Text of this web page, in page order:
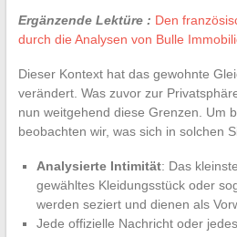
Ergänzende Lektüre : Den
durch die Analysen von Bulle
Dieser Kontext hat das gewohnte
verändert. Was zuvor zur
nun weitgehend diese Grenzen. Um
beobachten wir, was sich in solchen
Analysierte Intimität: Das
gewähltes Kleidungsstück oder
werden seziert und dienen als
Jede offizielle Nachricht oder